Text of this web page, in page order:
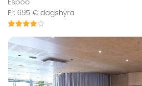
Fr. 695 € dagshyra